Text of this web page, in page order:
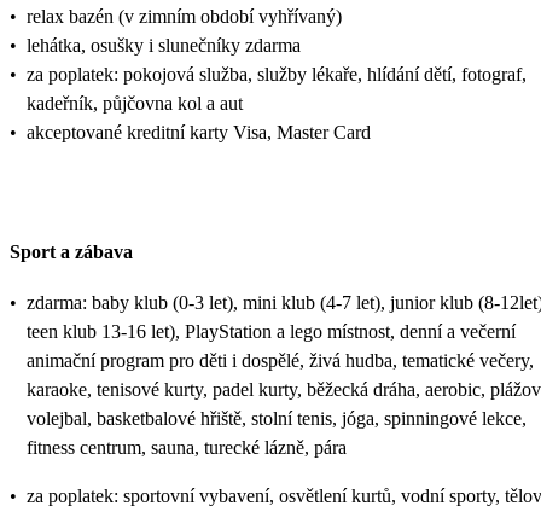
• relax bazén (v zimním období vyhřívaný)
• lehátka, osušky i slunečníky zdarma
• za poplatek: pokojová služba, služby lékaře, hlídání dětí, fotograf,
kadeřník, půjčovna kol a aut
• akceptované kreditní karty Visa, Master Card
Sport a zábava
• zdarma: baby klub (0-3 let), mini klub (4-7 let), junior klub (8-
teen klub 13-16 let), PlayStation a lego místnost, denní a večerní
animační program pro děti i dospělé, živá hudba, tematické večery,
karaoke, tenisové kurty, padel kurty, běžecká dráha, aerobic,
volejbal, basketbalové hřiště, stolní tenis, jóga, spinningové lekce,
fitness centrum, sauna, turecké lázně, pára
• za poplatek: sportovní vybavení, osvětlení kurtů, vodní sporty,